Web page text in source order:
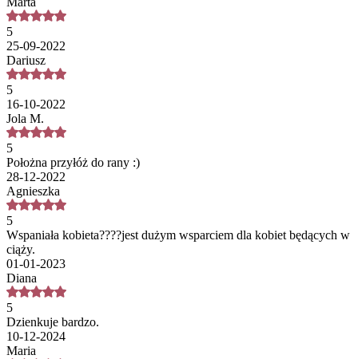
5
25-09-2022
Dariusz
5
16-10-2022
Jola M.
5
Położna przyłóż do rany :)
28-12-2022
Agnieszka
5
Wspaniała kobieta????jest dużym wsparciem dla kobiet będących w
ciąży.
01-01-2023
Diana
5
Dzienkuje bardzo.
10-12-2024
Maria